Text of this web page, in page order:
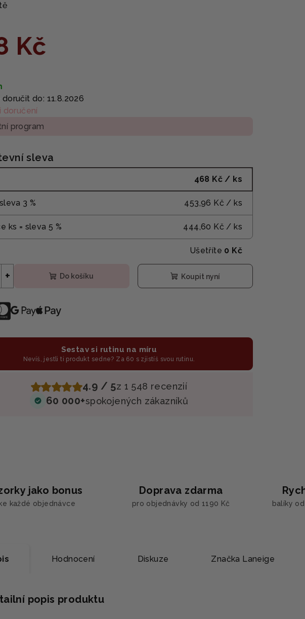
Kč
do: 11.8.2026
doručení
program
sleva
468 Kč / ks
3 % 453,96 Kč / ks
ks = sleva 5 % 444,60 Kč / ks
Ušetříte 0 Kč
+ Do košíku Koupit nyní
Sestav si rutinu na míru
Nevíš, jestli ti produkt sedne? Za 60 s zjistíš svou rutinu.
4.9 / 5z 1 548 recenzií
60 000+spokojených zákazníků
jako bonus
ke každé objednávce
Doprava zdarma
pro objednávky od 1190 Kč balíky
Hodnocení Diskuze Značka Laneige
popis produktu